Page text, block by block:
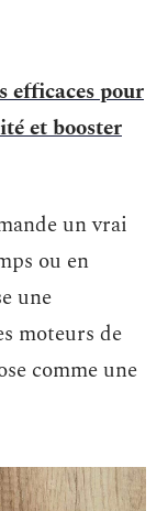
efficaces pour
et booster
un vrai
ou en
une
moteurs de
comme une